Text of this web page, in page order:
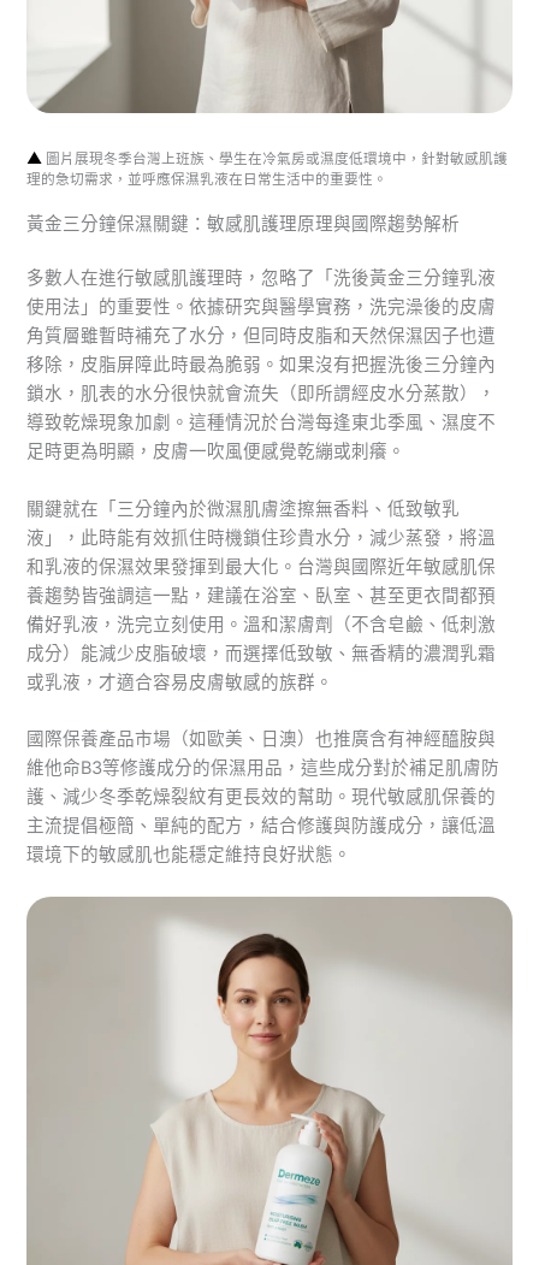
▲ 圖片展現冬季台灣上班族、學生在冷氣房或濕度低環境中，針對敏感肌護
理的急切需求，並呼應保濕乳液在日常生活中的重要性。
黃金三分鐘保濕關鍵：敏感肌護理原理與國際趨勢解析
多數人在進行敏感肌護理時，忽略了「洗後黃金三分鐘乳液
使用法」的重要性。依據研究與醫學實務，洗完澡後的皮膚
角質層雖暫時補充了水分，但同時皮脂和天然保濕因子也遭
移除，皮脂屏障此時最為脆弱。如果沒有把握洗後三分鐘內
鎖水，肌表的水分很快就會流失（即所謂經皮水分蒸散），
導致乾燥現象加劇。這種情況於台灣每逢東北季風、濕度不
足時更為明顯，皮膚一吹風便感覺乾繃或刺癢。
關鍵就在「三分鐘內於微濕肌膚塗擦無香料、低致敏乳
液」，此時能有效抓住時機鎖住珍貴水分，減少蒸發，將溫
和乳液的保濕效果發揮到最大化。台灣與國際近年敏感肌保
養趨勢皆強調這一點，建議在浴室、臥室、甚至更衣間都預
備好乳液，洗完立刻使用。溫和潔膚劑（不含皂鹼、低刺激
成分）能減少皮脂破壞，而選擇低致敏、無香精的濃潤乳霜
或乳液，才適合容易皮膚敏感的族群。
國際保養產品市場（如歐美、日澳）也推廣含有神經醯胺與
維他命B3等修護成分的保濕用品，這些成分對於補足肌膚防
護、減少冬季乾燥裂紋有更長效的幫助。現代敏感肌保養的
主流提倡極簡、單純的配方，結合修護與防護成分，讓低溫
環境下的敏感肌也能穩定維持良好狀態。